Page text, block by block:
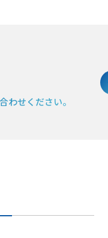
わせください。